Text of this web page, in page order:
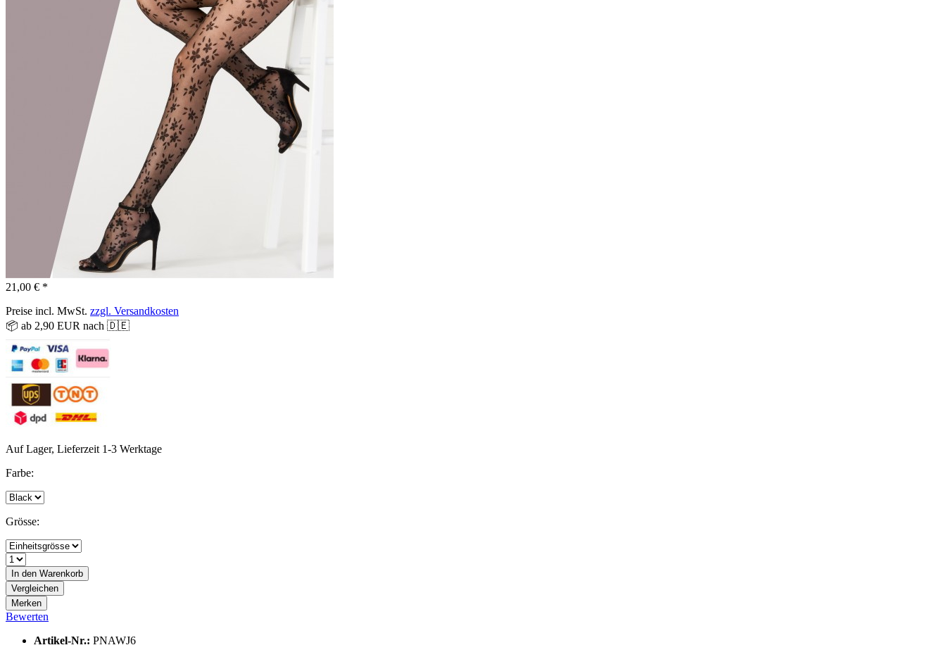
21,00 € *
Preise incl. MwSt. zzgl. Versandkosten
📦 ab 2,90 EUR nach 🇩🇪
Auf Lager, Lieferzeit 1-3 Werktage
Farbe:
Grösse:
In den Warenkorb
Vergleichen
Merken
Bewerten
Artikel-Nr.: PNAWJ6